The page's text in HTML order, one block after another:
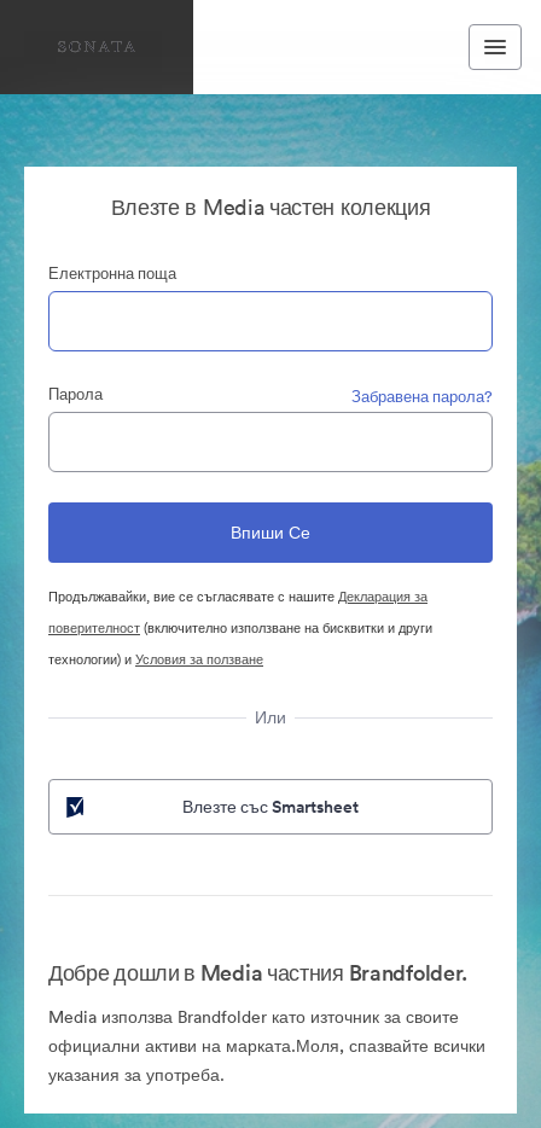
Влезте в Media частен колекция
Електронна поща
Парола Забравена парола?
Продължавайки, вие се съгласявате с нашитеДекларация за
поверителност(включително използване на бисквитки и други
технологии) иУсловия за ползване
Или
Влезте със Smartsheet
Добре дошли в Media частния Brandfolder.
Media използва Brandfolder като източник за своите
официални активи на марката.Моля, спазвайте всички
указания за употреба.